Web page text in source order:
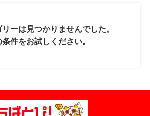
ーは見つかりませんでした。
条件をお試しください。